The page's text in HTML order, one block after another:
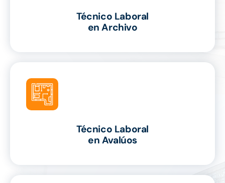
Técnico Laboral
en Archivo
Técnico Laboral
en Avalúos